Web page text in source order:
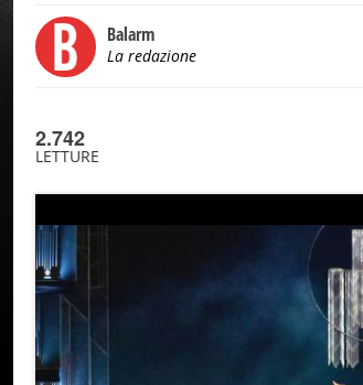
Balarm
La redazione
2.742
LETTURE